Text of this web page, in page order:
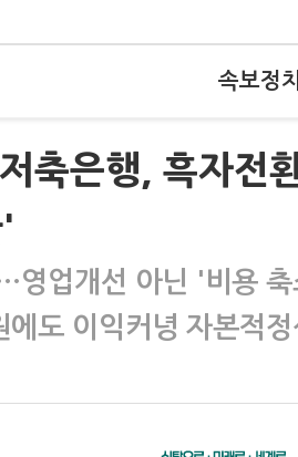
속보정치
축은행, 흑자전
영업개선 아닌 '비용
에도 이익커녕 자본적